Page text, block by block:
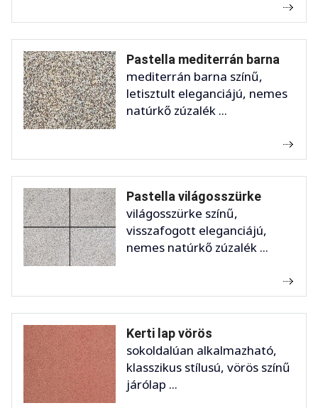
Pastella mediterrán barna
mediterrán barna színű,
letisztult eleganciájú, nemes
natúrkő zúzalék ...
Pastella világosszürke
világosszürke színű,
visszafogott eleganciájú,
nemes natúrkő zúzalék ...
Kerti lap vörös
sokoldalúan alkalmazható,
klasszikus stílusú, vörös színű
járólap ...